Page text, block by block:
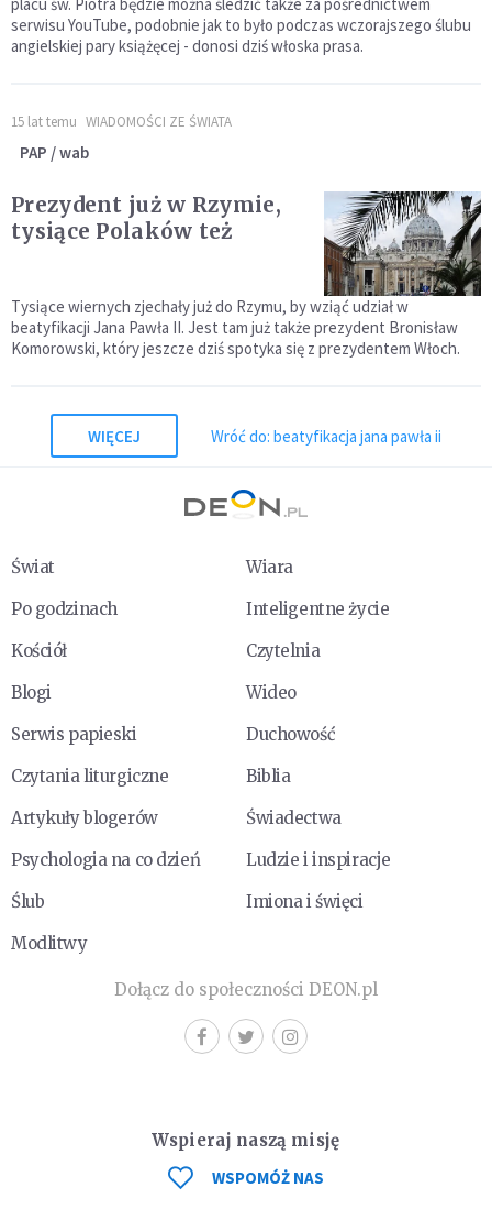
serwisu YouTube, podobnie jak to było podczas wczorajszego ślubu
angielskiej pary książęcej - donosi dziś włoska prasa.
15 lat temu WIADOMOŚCI ZE ŚWIATA
PAP / wab
Prezydent już w Rzymie,
tysiące Polaków też
Tysiące wiernych zjechały już do Rzymu, by wziąć udział w
beatyfikacji Jana Pawła II. Jest tam już także prezydent Bronisław
Komorowski, który jeszcze dziś spotyka się z prezydentem Włoch.
WIĘCEJ Wróć do: beatyfikacja jana pawła ii
Świat
Wiara
Po godzinach
Inteligentne życie
Kościół
Czytelnia
Blogi
Wideo
Serwis papieski
Duchowość
Czytania liturgiczne
Biblia
Artykuły blogerów
Świadectwa
Psychologia na co dzień
Ludzie i inspiracje
Ślub
Imiona i święci
Modlitwy
Dołącz do społeczności DEON.pl
Wspieraj naszą misję
WSPOMÓŻ NAS